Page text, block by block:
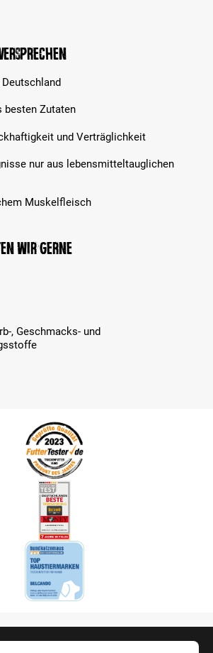
besten Zutaten
und Verträglichkeit
nur aus lebensmitteltauglichen
Muskelfleisch
wir gerne
, Geschmacks- und